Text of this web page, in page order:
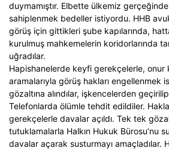
duymamıştır. Elbette ülkemiz
sahiplenmek bedeller istiyordu. HHB
görüş için gittikleri şube kapılarında,
kurulmuş mahkemelerin koridorlarında
uğradılar.
Hapishanelerde keyfi gerekçelerle, onur
aramalarıyla görüş hakları engellenmek
gözaltına alındılar, işkencelerden
Telefonlarda ölümle tehdit edildiler.
gerekçelerle davalar açıldı. Tek tek
tutuklamalarla Halkın Hukuk Bürosu’nu
davalar açarak susturmayı amaçladılar.